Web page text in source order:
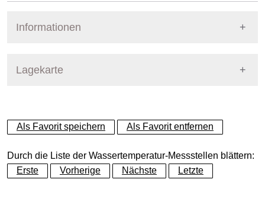
Informationen
Lagekarte
+
−
Als Favorit speichern Als Favorit entfernen
Durch die Liste der Wassertemperatur-Messstellen blättern:
Erste
Vorherige Nächste Letzte